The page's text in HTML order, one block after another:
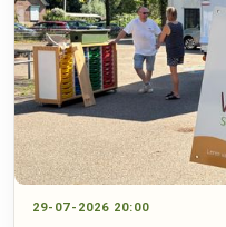
29-07-2026 20:00